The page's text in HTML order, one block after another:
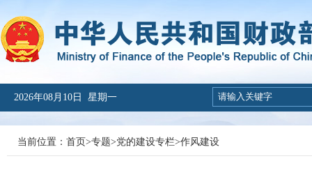
2026年08月10日 星期一
当前位置： 首页>专题>党的建设专栏>作风建设